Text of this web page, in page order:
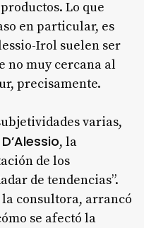
Lo que
en particular, es
Irol suelen ser
no muy cercana al
precisamente.
varias,
, la
de los
de tendencias”.
la consultora, arrancó
se afectó la